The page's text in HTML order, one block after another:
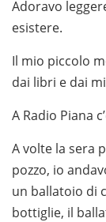
Adoravo
esistere.
Il mio piccolo
dai libri e dai
A Radio Piana
A volte la sera
pozzo, io
un ballatoio di
bottiglie, il